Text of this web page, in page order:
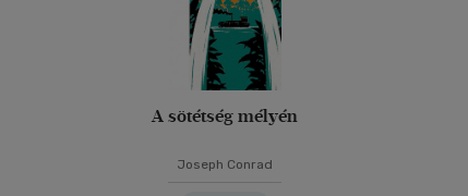
A sötétség mélyén
Joseph Conrad